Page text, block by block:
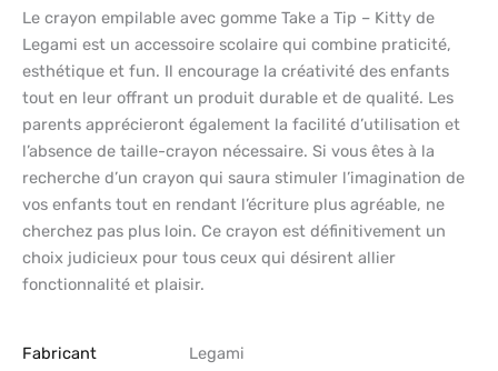
Le crayon empilable avec gomme Take a Tip – Kitty de
Legami est un accessoire scolaire qui combine praticité,
esthétique et fun. Il encourage la créativité des enfants
tout en leur offrant un produit durable et de qualité. Les
parents apprécieront également la facilité d’utilisation et
l’absence de taille-crayon nécessaire. Si vous êtes à la
recherche d’un crayon qui saura stimuler l’imagination de
vos enfants tout en rendant l’écriture plus agréable, ne
cherchez pas plus loin. Ce crayon est définitivement un
choix judicieux pour tous ceux qui désirent allier
fonctionnalité et plaisir.
Fabricant
‎Legami